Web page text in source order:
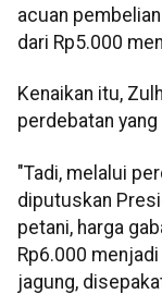
acuan
dari Rp5.000
Kenaikan itu,
perdebatan
"Tadi, melalui
diputuskan
petani, harga
Rp6.000
jagung,